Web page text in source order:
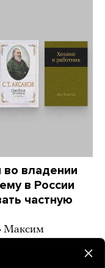
владении
в России
частную
Максим
отвечают